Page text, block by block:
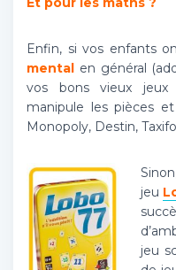
Enfin, si vos enfants
mental en général
vos bons vieux jeux
manipule les pièces
Monopoly, Destin,
jeu
jeu